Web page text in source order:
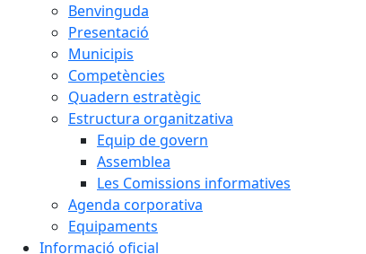
Benvinguda
Presentació
Municipis
Competències
Quadern estratègic
Estructura organitzativa
Equip de govern
Assemblea
Les Comissions informatives
Agenda corporativa
Equipaments
Informació oficial